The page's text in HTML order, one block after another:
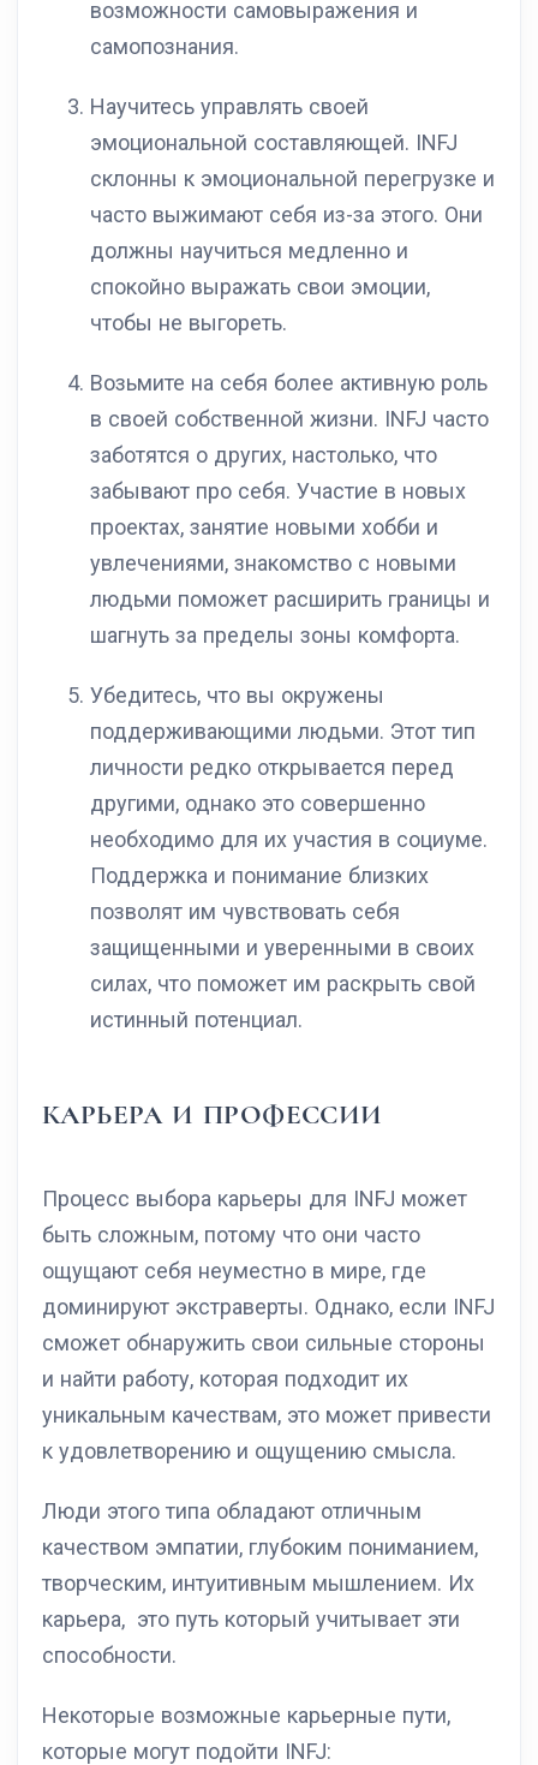
возможности самовыражения и
самопознания.
Научитесь управлять своей
эмоциональной составляющей. INFJ
склонны к эмоциональной перегрузке и
часто выжимают себя из-за этого. Они
должны научиться медленно и
спокойно выражать свои эмоции,
чтобы не выгореть.
Возьмите на себя более активную роль
в своей собственной жизни. INFJ часто
заботятся о других, настолько, что
забывают про себя. Участие в новых
проектах, занятие новыми хобби и
увлечениями, знакомство с новыми
людьми поможет расширить границы и
шагнуть за пределы зоны комфорта.
Убедитесь, что вы окружены
поддерживающими людьми. Этот тип
личности редко открывается перед
другими, однако это совершенно
необходимо для их участия в социуме.
Поддержка и понимание близких
позволят им чувствовать себя
защищенными и уверенными в своих
силах, что поможет им раскрыть свой
истинный потенциал.
КАРЬЕРА И ПРОФЕССИИ
Процесс выбора карьеры для INFJ может
быть сложным, потому что они часто
ощущают себя неуместно в мире, где
доминируют экстраверты. Однако, если INFJ
сможет обнаружить свои сильные стороны
и найти работу, которая подходит их
уникальным качествам, это может привести
к удовлетворению и ощущению смысла.
Люди этого типа обладают отличным
качеством эмпатии, глубоким пониманием,
творческим, интуитивным мышлением. Их
карьера, это путь который учитывает эти
способности.
Некоторые возможные карьерные пути,
которые могут подойти INFJ: